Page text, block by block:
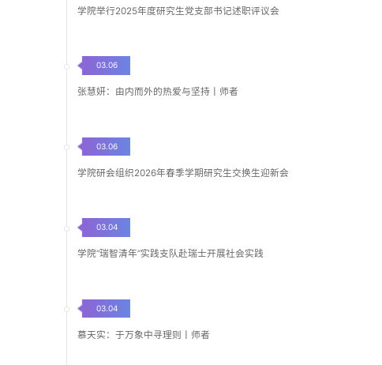
学院举行2025年度研究生党支部书记述职评议会
03.06
张慧妍：由内而外的热爱与坚持丨师者
03.06
学院研会组织2026年春季学期研究生交换生迎新会
03.04
学院“瑞智清年”实践支队赴瑞士开展社会实践
03.04
慕天实：于万象中寻理则丨师者